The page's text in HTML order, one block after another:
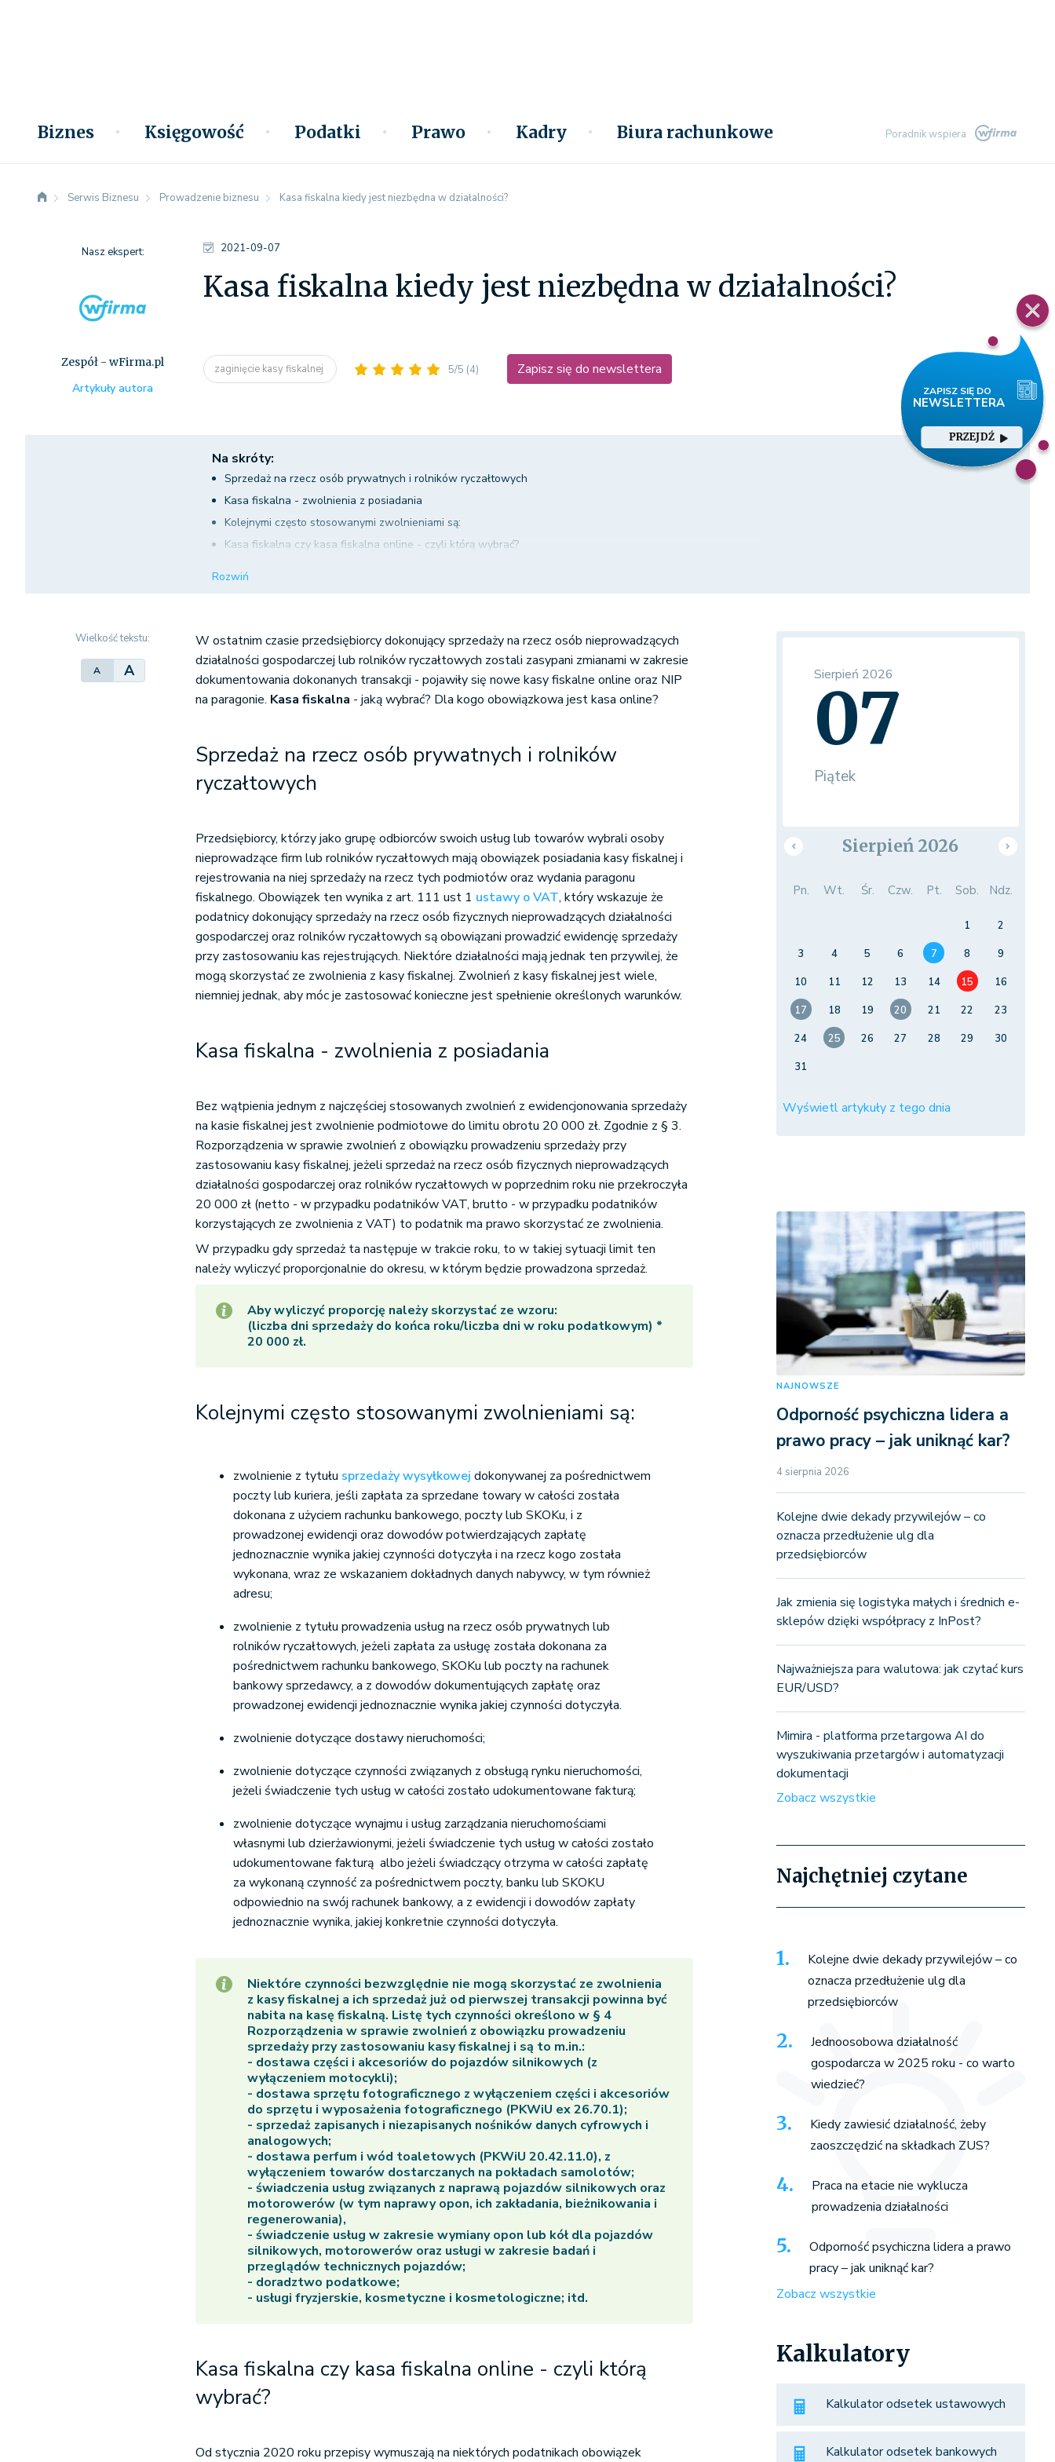
Biznes Księgowość Podatki Prawo Kadry Biura rachunkowe Poradnik wspiera
PRZEJDŹ
Serwis Biznesu Prowadzenie biznesu Kasa fiskalna kiedy jest niezbędna w działalności?
2021-09-07
Kasa fiskalna kiedy jest niezbędna w działalności?
zaginięcie kasy fiskalnej 5/5 (4) Zapisz się do newslettera
Nasz ekspert:
Zespół - wFirma.pl
Artykuły autora
Na skróty:
Sprzedaż na rzecz osób prywatnych i rolników ryczałtowych
Kasa fiskalna - zwolnienia z posiadania
Kolejnymi często stosowanymi zwolnieniami są:
Kasa fiskalna czy kasa fiskalna online - czyli którą wybrać?
Księgowanie przychodów z kasy fiskalnej w systemie wFirma.pl
Rozwiń
Wielkość tekstu:
A A
W ostatnim czasie przedsiębiorcy dokonujący sprzedaży na rzecz osób nieprowadzących
działalności gospodarczej lub rolników ryczałtowych zostali zasypani zmianami w zakresie
dokumentowania dokonanych transakcji - pojawiły się nowe kasy fiskalne online oraz NIP
na paragonie. Kasa fiskalna - jaką wybrać? Dla kogo obowiązkowa jest kasa online?
Sprzedaż na rzecz osób prywatnych i rolników
ryczałtowych
Przedsiębiorcy, którzy jako grupę odbiorców swoich usług lub towarów wybrali osoby
nieprowadzące firm lub rolników ryczałtowych mają obowiązek posiadania kasy fiskalnej i
rejestrowania na niej sprzedaży na rzecz tych podmiotów oraz wydania paragonu
fiskalnego. Obowiązek ten wynika z art. 111 ust 1 ustawy o VAT, który wskazuje że
podatnicy dokonujący sprzedaży na rzecz osób fizycznych nieprowadzących działalności
gospodarczej oraz rolników ryczałtowych są obowiązani prowadzić ewidencję sprzedaży
przy zastosowaniu kas rejestrujących. Niektóre działalności mają jednak ten przywilej, że
mogą skorzystać ze zwolnienia z kasy fiskalnej. Zwolnień z kasy fiskalnej jest wiele,
niemniej jednak, aby móc je zastosować konieczne jest spełnienie określonych warunków.
Kasa fiskalna - zwolnienia z posiadania
Bez wątpienia jednym z najczęściej stosowanych zwolnień z ewidencjonowania sprzedaży
na kasie fiskalnej jest zwolnienie podmiotowe do limitu obrotu 20 000 zł. Zgodnie z § 3.
Rozporządzenia w sprawie zwolnień z obowiązku prowadzeniu sprzedaży przy
zastosowaniu kasy fiskalnej, jeżeli sprzedaż na rzecz osób fizycznych nieprowadzących
działalności gospodarczej oraz rolników ryczałtowych w poprzednim roku nie przekroczyła
20 000 zł (netto - w przypadku podatników VAT, brutto - w przypadku podatników
korzystających ze zwolnienia z VAT) to podatnik ma prawo skorzystać ze zwolnienia.
W przypadku gdy sprzedaż ta następuje w trakcie roku, to w takiej sytuacji limit ten
należy wyliczyć proporcjonalnie do okresu, w którym będzie prowadzona sprzedaż.
Aby wyliczyć proporcję należy skorzystać ze wzoru:
(liczba dni sprzedaży do końca roku/liczba dni w roku podatkowym) *
20 000 zł.
Kolejnymi często stosowanymi zwolnieniami są:
zwolnienie z tytułu sprzedaży wysyłkowej dokonywanej za pośrednictwem
poczty lub kuriera, jeśli zapłata za sprzedane towary w całości została
dokonana z użyciem rachunku bankowego, poczty lub SKOKu, i z
prowadzonej ewidencji oraz dowodów potwierdzających zapłatę
jednoznacznie wynika jakiej czynności dotyczyła i na rzecz kogo została
wykonana, wraz ze wskazaniem dokładnych danych nabywcy, w tym również
adresu;
zwolnienie z tytułu prowadzenia usług na rzecz osób prywatnych lub
rolników ryczałtowych, jeżeli zapłata za usługę została dokonana za
pośrednictwem rachunku bankowego, SKOKu lub poczty na rachunek
bankowy sprzedawcy, a z dowodów dokumentujących zapłatę oraz
prowadzonej ewidencji jednoznacznie wynika jakiej czynności dotyczyła.
zwolnienie dotyczące dostawy nieruchomości;
zwolnienie dotyczące czynności związanych z obsługą rynku nieruchomości,
jeżeli świadczenie tych usług w całości zostało udokumentowane fakturą;
zwolnienie dotyczące wynajmu i usług zarządzania nieruchomościami
własnymi lub dzierżawionymi, jeżeli świadczenie tych usług w całości zostało
udokumentowane fakturą albo jeżeli świadczący otrzyma w całości zapłatę
za wykonaną czynność za pośrednictwem poczty, banku lub SKOKU
odpowiednio na swój rachunek bankowy, a z ewidencji i dowodów zapłaty
jednoznacznie wynika, jakiej konkretnie czynności dotyczyła.
Niektóre czynności bezwzględnie nie mogą skorzystać ze zwolnienia
z kasy fiskalnej a ich sprzedaż już od pierwszej transakcji powinna być
nabita na kasę fiskalną. Listę tych czynności określono w § 4
Rozporządzenia w sprawie zwolnień z obowiązku prowadzeniu
sprzedaży przy zastosowaniu kasy fiskalnej i są to m.in.:
- dostawa części i akcesoriów do pojazdów silnikowych (z
wyłączeniem motocykli);
- dostawa sprzętu fotograficznego z wyłączeniem części i akcesoriów
do sprzętu i wyposażenia fotograficznego (PKWiU ex 26.70.1);
- sprzedaż zapisanych i niezapisanych nośników danych cyfrowych i
analogowych;
- dostawa perfum i wód toaletowych (PKWiU 20.42.11.0), z
wyłączeniem towarów dostarczanych na pokładach samolotów;
- świadczenia usług związanych z naprawą pojazdów silnikowych oraz
motorowerów (w tym naprawy opon, ich zakładania, bieżnikowania i
regenerowania),
- świadczenie usług w zakresie wymiany opon lub kół dla pojazdów
silnikowych, motorowerów oraz usługi w zakresie badań i
przeglądów technicznych pojazdów;
- doradztwo podatkowe;
- usługi fryzjerskie, kosmetyczne i kosmetologiczne; itd.
Kasa fiskalna czy kasa fiskalna online - czyli którą
wybrać?
Od stycznia 2020 roku przepisy wymuszają na niektórych podatnikach obowiązek
Sierpień 2026
07
Piątek
Sierpień 2026
Pn. Wt. Śr. Czw. Pt. Sob. Ndz.
1
2
3
4 5 6 7 8
9
10
11 12 13 14 15
16
17
18 19 20 21 22
23
24
25 26 27 28 29
30
31
Wyświetl artykuły z tego dnia
NAJNOWSZE
Odporność psychiczna lidera a
prawo pracy – jak uniknąć kar?
4 sierpnia 2026
Kolejne dwie dekady przywilejów – co
oznacza przedłużenie ulg dla
przedsiębiorców
Jak zmienia się logistyka małych i średnich e-
sklepów dzięki współpracy z InPost?
Najważniejsza para walutowa: jak czytać kurs
EUR/USD?
Mimira - platforma przetargowa AI do
wyszukiwania przetargów i automatyzacji
dokumentacji
Zobacz wszystkie
Najchętniej czytane
Kolejne dwie dekady przywilejów – co
oznacza przedłużenie ulg dla
przedsiębiorców
Jednoosobowa działalność
gospodarcza w 2025 roku - co warto
wiedzieć?
Kiedy zawiesić działalność, żeby
zaoszczędzić na składkach ZUS?
Praca na etacie nie wyklucza
prowadzenia działalności
Odporność psychiczna lidera a prawo
pracy – jak uniknąć kar?
Zobacz wszystkie
Kalkulatory
Kalkulator odsetek ustawowych
Kalkulator odsetek bankowych